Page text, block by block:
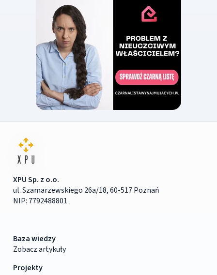
XPU Sp. z o.o.
ul. Szamarzewskiego 26a/18, 60-517 Poznań
NIP: 7792488801
Baza wiedzy
Zobacz artykuły
Projekty